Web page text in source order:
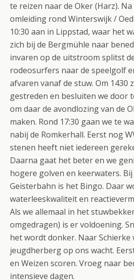
te reizen naar de Oker (Harz).
omleiding rond Winterswijk /
10:30 aan in Lippstad, waar het
zich bij de Bergmühle naar
invaren op de uitstroom splitst
rodeosurfers naar de speelgolf
afvaren vanaf de stuw. Om 1430
gestreden en besluiten we door
om daar de avondlozing van de
maken. Rond 17:30 gaan we te
nabij de Romkerhall. Eerst nog
stenen heeft niet iedereen
Daarna gaat het beter en we
hogere golven en keerwaters.
Geisterbahn is het Bingo. Daar
waterleeskwaliteit en
Als we allemaal in het
omgedragen) is er voldoening.
het wordt donker. Naar Schierke
jeugdherberg op ons wacht.
en Weizen scoren. Vroeg naar
intensieve dagen.